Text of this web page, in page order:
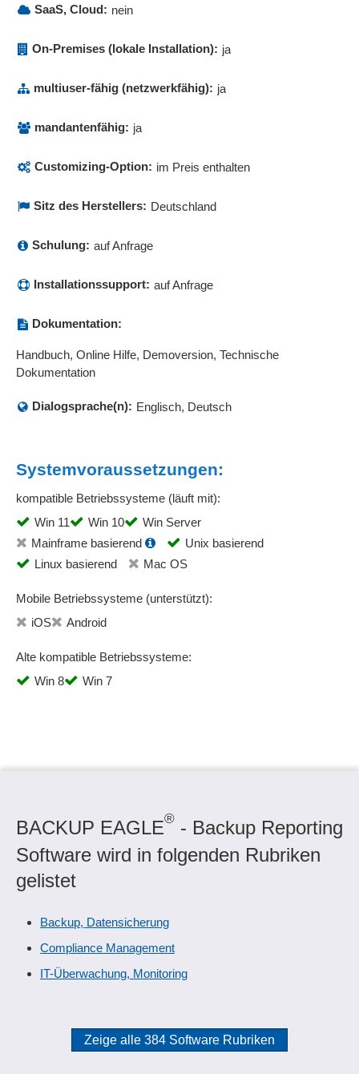
SaaS, Cloud: nein
On-Premises (lokale Installation): ja
multiuser-fähig (netzwerkfähig): ja
mandantenfähig: ja
Customizing-Option: im Preis enthalten
Sitz des Herstellers: Deutschland
Schulung: auf Anfrage
Installationssupport: auf Anfrage
Dokumentation:
Handbuch, Online Hilfe, Demoversion, Technische
Dokumentation
Dialogsprache(n): Englisch, Deutsch
Systemvoraussetzungen:
kompatible Betriebssysteme (läuft mit):
Win 11
Win 10
Win Server
Mainframe basierend
Unix basierend
Linux basierend
Mac OS
Mobile Betriebssysteme (unterstützt):
iOS
Android
Alte kompatible Betriebssysteme:
Win 8
Win 7
BACKUP EAGLE® - Backup Reporting
Software wird in folgenden Rubriken
gelistet
Backup, Datensicherung
Compliance Management
IT-Überwachung, Monitoring
Zeige alle 384 Software Rubriken